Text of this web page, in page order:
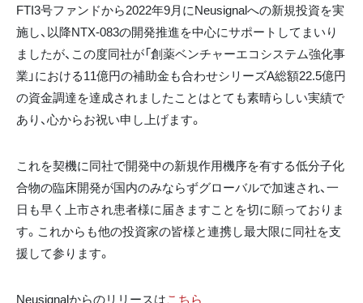
FTI3号ファンドから2022年9月にNeusignalへの新規投資を実
施し、以降NTX-083の開発推進を中心にサポートしてまいり
ましたが、この度同社が「創薬ベンチャーエコシステム強化事
業」における11億円の補助金も合わせシリーズA総額22.5億円
の資金調達を達成されましたことはとても素晴らしい実績で
あり、心からお祝い申し上げます。
これを契機に同社で開発中の新規作用機序を有する低分子化
合物の臨床開発が国内のみならずグローバルで加速され、一
日も早く上市され患者様に届きますことを切に願っておりま
す。これからも他の投資家の皆様と連携し最大限に同社を支
援して参ります。
Neusignalからのリリースはこちら